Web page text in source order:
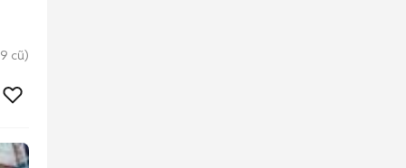
cũ)